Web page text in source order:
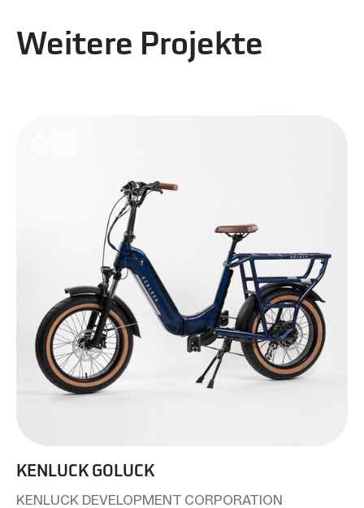
Weitere Projekte
KENLUCK GOLUCK
KENLUCK DEVELOPMENT CORPORATION